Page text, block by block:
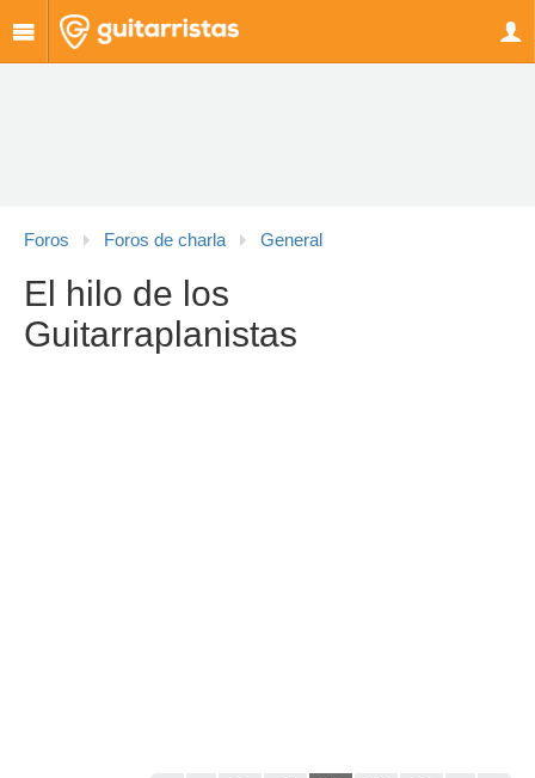
Foros Foros de charla General
El hilo de los
Guitarraplanistas